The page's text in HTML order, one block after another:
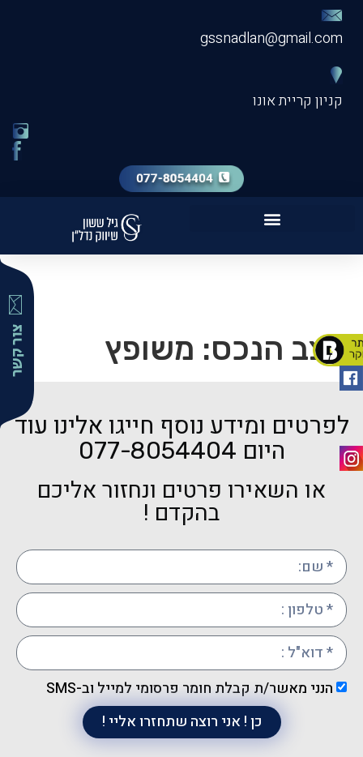
gssnadlan@gmail.com
קניון קריית אונו
מצב הנכס: משופץ
לפרטים ומידע נוסף חייגו אלינו עוד
היום 077-8054404
או השאירו פרטים ונחזור אליכם
בהקדם !
הנני מאשר/ת קבלת חומר פרסומי למייל וב-SMS
כן ! אני רוצה שתחזרו אליי !